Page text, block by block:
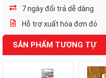
7 ngày đổi trả dễ dàng
Hỗ trợ xuất hóa đơn đỏ
SẢN PHẨM TƯƠNG TỰ